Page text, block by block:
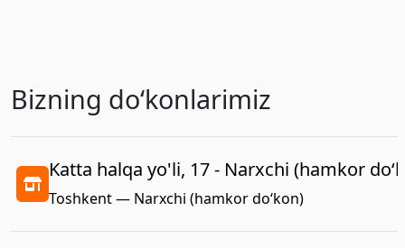
Bizning doʻkonlarimiz
Katta halqa yo'li, 17 - Narxchi (hamkor
Toshkent — Narxchi (hamkor do‘kon)